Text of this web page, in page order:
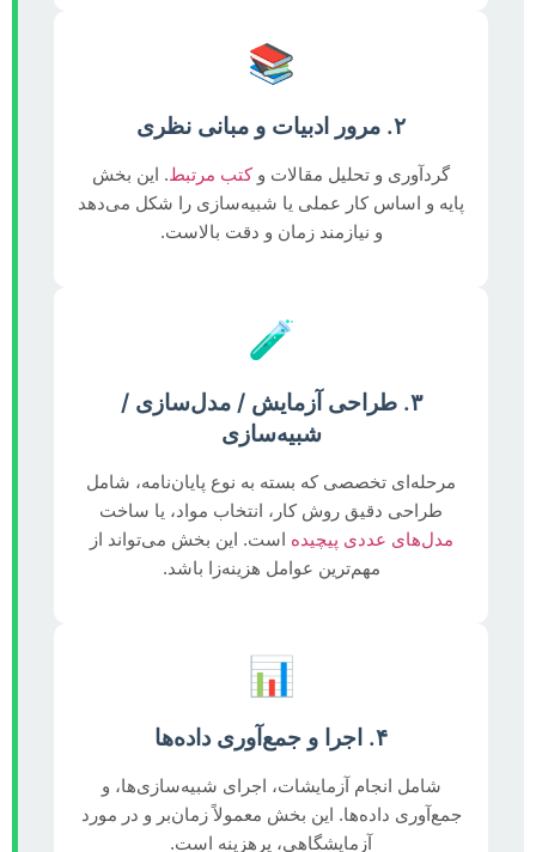
📚
۲. مرور ادبیات و مبانی نظری
گردآوری و تحلیل مقالات وکتب مرتبط. این بخش
پایه و اساس کار عملی یا شبیه‌سازی را شکل می‌دهد
و نیازمند زمان و دقت بالاست.
🧪
۳. طراحی آزمایش / مدل‌سازی /
شبیه‌سازی
مرحله‌ای تخصصی که بسته به نوع پایان‌نامه، شامل
طراحی دقیق روش کار، انتخاب مواد، یا ساخت
مدل‌های عددی پیچیده است. این بخش می‌تواند از
مهم‌ترین عوامل هزینه‌زا باشد.
📊
۴. اجرا و جمع‌آوری داده‌ها
شامل انجام آزمایشات، اجرای شبیه‌سازی‌ها، و
جمع‌آوری داده‌ها. این بخش معمولاً زمان‌بر و در مورد
آزمایشگاهی، پرهزینه است.